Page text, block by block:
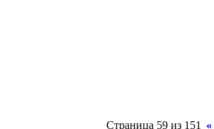
Страница 59 из 151 «